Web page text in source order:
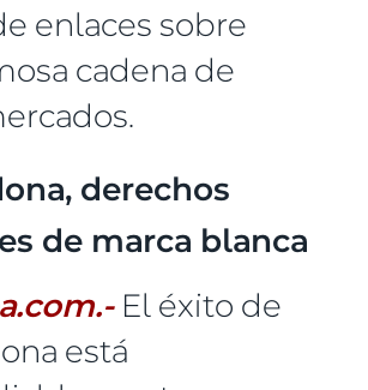
enlaces sobre
cadena de
derechos
de marca blanca
El éxito de
está